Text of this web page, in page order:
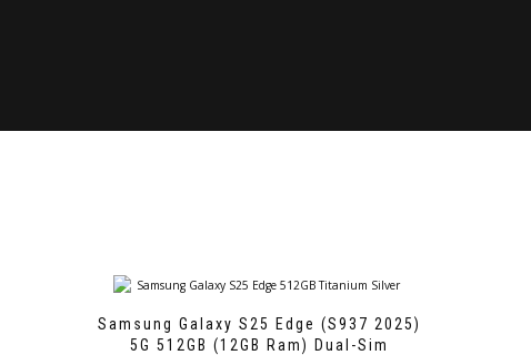
Samsung Galaxy S25 Edge (S937 2025)
5G 512GB (12GB Ram) Dual-Sim